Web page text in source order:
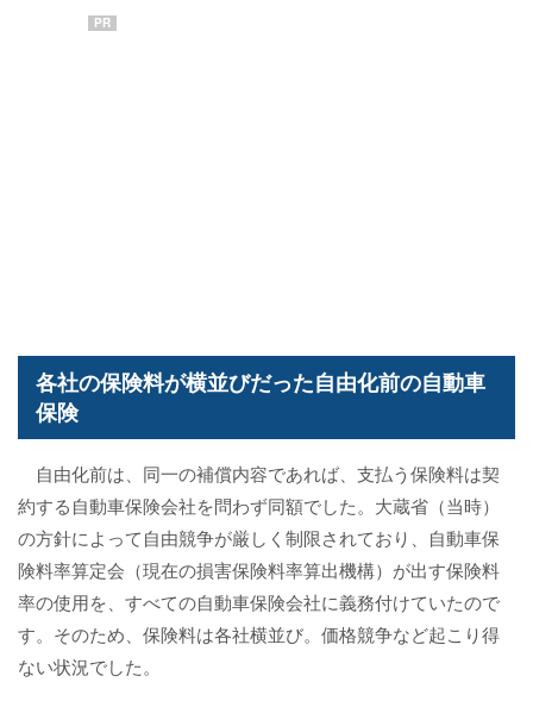
PR
各社の保険料が横並びだった自由化前の自動車
保険
自由化前は、同一の補償内容であれば、支払う保険料は契
約する自動車保険会社を問わず同額でした。大蔵省（当時）
の方針によって自由競争が厳しく制限されており、自動車保
険料率算定会（現在の損害保険料率算出機構）が出す保険料
率の使用を、すべての自動車保険会社に義務付けていたので
す。そのため、保険料は各社横並び。価格競争など起こり得
ない状況でした。